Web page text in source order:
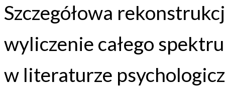
Szczegółowa
wyliczenie całego
w literaturze